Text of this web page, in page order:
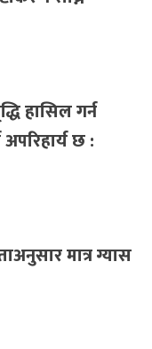
हासिल गर्न
छ :
मात्र ग्यास